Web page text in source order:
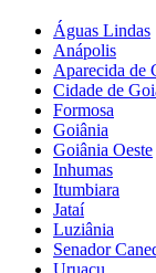
Águas Lindas
Anápolis
Aparecida de
Cidade de
Formosa
Goiânia
Goiânia Oeste
Inhumas
Itumbiara
Jataí
Luziânia
Senador